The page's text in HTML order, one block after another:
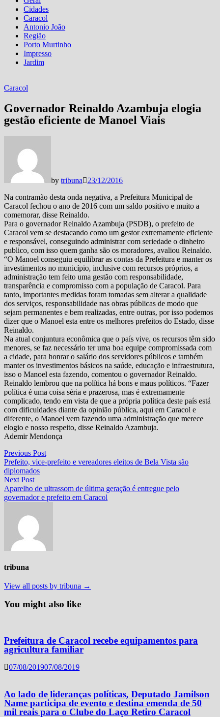
Cidades
Caracol
Antonio João
Região
Porto Murtinho
Impresso
Jardim
Caracol
Governador Reinaldo Azambuja elogia
gestão eficiente de Manoel Viais
by tribuna
23/12/2016
Na contramão desta onda negativa, a Prefeitura Municipal de
Caracol fechou o ano de 2016 com um saldo positivo e muito a
comemorar, disse Reinaldo.
Para o governador Reinaldo Azambuja (PSDB), o prefeito de
Caracol vem se destacando como um gestor extremamente eficiente
e responsável, conseguindo administrar com seriedade o dinheiro
publico, com isso quem ganha são os moradores, avaliou Reinaldo.
“O Manoel conseguiu equilibrar as contas da Prefeitura e manter os
investimentos no município, inclusive com recursos próprios, a
administração tem feito uma gestão com responsabilidade,
transparência e compromisso com a população de Caracol. Para
tanto, importantes medidas foram tomadas sem alterar a qualidade
dos serviços, responsabilidade nas obras públicas de modo que
sejam permanentes e bem realizadas, entre outras, por isso podemos
dizer que o Manoel esta entre os melhores prefeitos do Estado, disse
Reinaldo.
Na atual conjuntura econômica que o país vive, os recursos têm sido
menores, se faz necessário ter uma boa equipe compromissada com
a cidade, para honrar o salário dos servidores públicos e também
manter os investimentos básicos na saúde, educação e infraestrutura,
isso o Manoel esta fazendo, comentou o governador Reinaldo.
Reinaldo lembrou que na política há bons e maus políticos. “Fazer
política é uma coisa séria e prazerosa, mas é extremamente
complicado, tendo em vista de que a própria política deste país está
com dificuldades diante da opinião pública, aqui em Caracol e
diferente, o Manoel vem fazendo uma administração que merece
elogio e nosso respeito, disse Reinaldo Azambuja.
Ademir Mendonça
Navegação
de
Post
Previous PostPrevious
post:
Prefeito, vice-prefeito e vereadores eleitos de Bela Vista são
diplomados
Next PostNext
post:
Aparelho de ultrassom de última geração é entregue pelo
governador e prefeito em Caracol
tribuna
View all posts by tribuna →
You might also like
Prefeitura de Caracol recebe equipamentos para
agricultura familiar
07/08/201907/08/2019
Ao lado de lideranças políticas, Deputado Jamilson
Name participa de evento e destina emenda de 50
mil reais para o Clube do Laço Retiro Caracol